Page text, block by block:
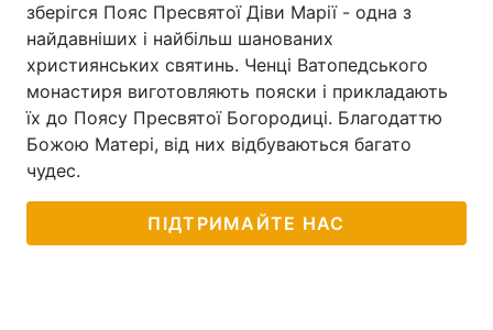
зберігся Пояс Пресвятої Діви Марії - одна з
найдавніших і найбільш шанованих
християнських святинь. Ченці Ватопедського
монастиря виготовляють пояски і прикладають
їх до Поясу Пресвятої Богородиці. Благодаттю
Божою Матері, від них відбуваються багато
чудес.
ПІДТРИМАЙТЕ НАС